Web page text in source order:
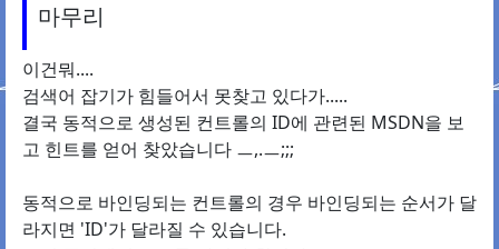
마무리
이건뭐....
검색어 잡기가 힘들어서 못찾고 있다가.....
결국 동적으로 생성된 컨트롤의 ID에 관련된 MSDN을 보
고 힌트를 얻어 찾았습니다 ㅡ,.ㅡ;;;
동적으로 바인딩되는 컨트롤의 경우 바인딩되는 순서가 달
라지면 'ID'가 달라질 수 있습니다.